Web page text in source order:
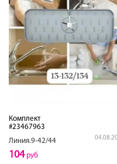
Комплект
#23467963
Линия.9-42/44
104руб